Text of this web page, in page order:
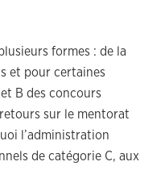
formes : de la
et pour certaines
B des concours
sur le mentorat
l’administration
de catégorie C, aux